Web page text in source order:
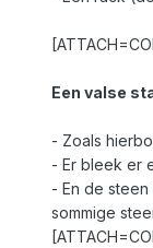
Een valse
- Zoals
- Er bleek er
- En de
sommige